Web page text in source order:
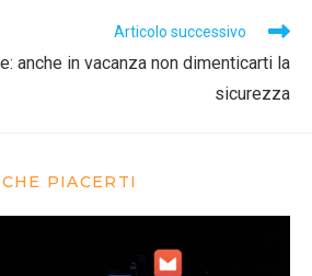
Articolo successivo
anche in vacanza non dimenticarti la
sicurezza
PIACERTI